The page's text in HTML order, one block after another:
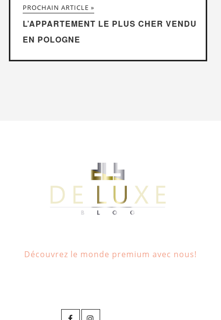
PROCHAIN ARTICLE »
L’APPARTEMENT LE PLUS CHER VENDU
EN POLOGNE
Découvrez le monde premium avec nous!